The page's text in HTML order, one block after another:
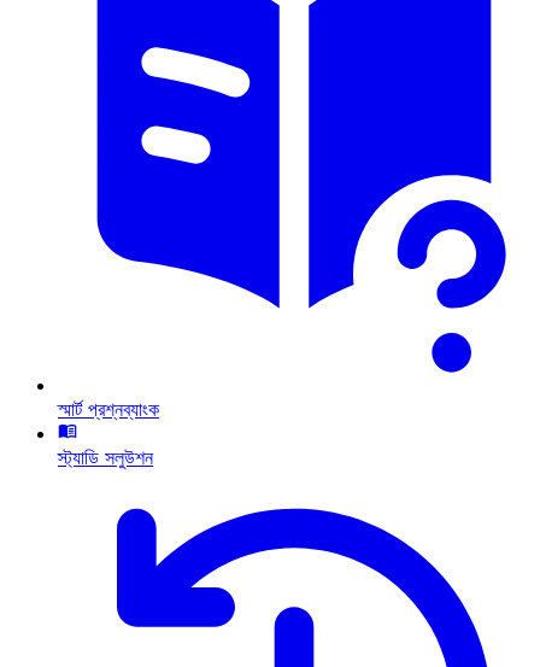
স্মার্ট প্রশ্নব্যাংক
স্ট্যাডি সলুউশন